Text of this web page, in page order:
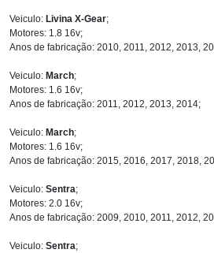
Veiculo: Livina X-Gear;
Motores: 1.8 16v;
Anos de fabricação: 2010, 2011, 2012, 2013,
Veiculo: March;
Motores: 1.6 16v;
Anos de fabricação: 2011, 2012, 2013, 2014;
Veiculo: March;
Motores: 1.6 16v;
Anos de fabricação: 2015, 2016, 2017, 2018,
Veiculo: Sentra;
Motores: 2.0 16v;
Anos de fabricação: 2009, 2010, 2011, 2012,
Veiculo: Sentra;